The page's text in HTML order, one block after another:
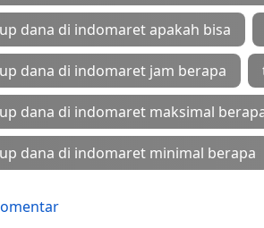
dana di indomaret apakah bisa
dana di indomaret jam berapa
dana di indomaret maksimal
dana di indomaret minimal berapa